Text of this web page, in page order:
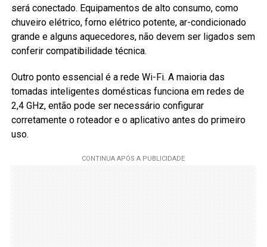
será conectado. Equipamentos de alto consumo, como
chuveiro elétrico, forno elétrico potente, ar-condicionado
grande e alguns aquecedores, não devem ser ligados sem
conferir compatibilidade técnica.
Outro ponto essencial é a rede Wi-Fi. A maioria das
tomadas inteligentes domésticas funciona em redes de
2,4 GHz, então pode ser necessário configurar
corretamente o roteador e o aplicativo antes do primeiro
uso.